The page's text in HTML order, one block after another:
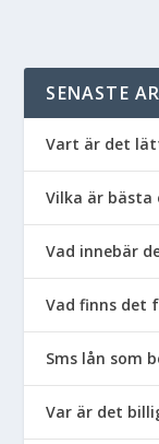
SENASTE
Vart är det
Vilka är bästa
Vad innebär
Vad finns det
Sms lån som
Var är det